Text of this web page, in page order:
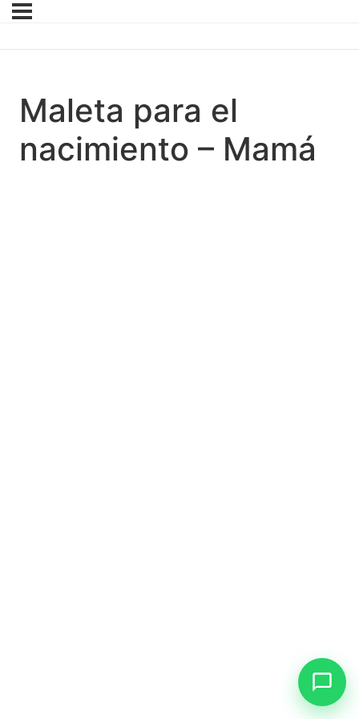
Maleta para el
nacimiento – Mamá